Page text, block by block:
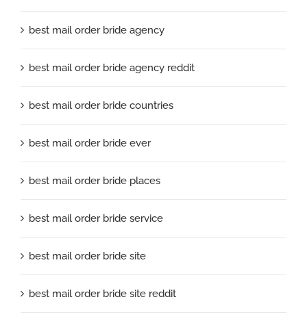
best mail order bride agency
best mail order bride agency reddit
best mail order bride countries
best mail order bride ever
best mail order bride places
best mail order bride service
best mail order bride site
best mail order bride site reddit